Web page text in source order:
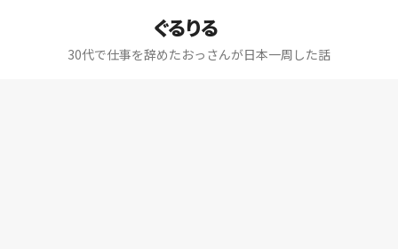
ぐるりる
30代で仕事を辞めたおっさんが日本一周した話